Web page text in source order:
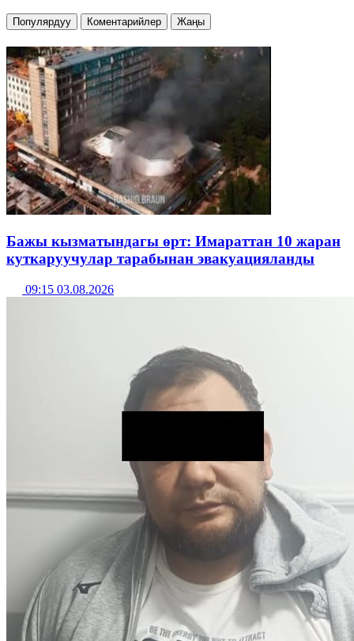
Популярдуу Коментарийлер Жаңы
Бажы кызматындагы өрт: Имараттан 10 жаран
куткаруучулар тарабынан эвакуацияланды
09:15 03.08.2026